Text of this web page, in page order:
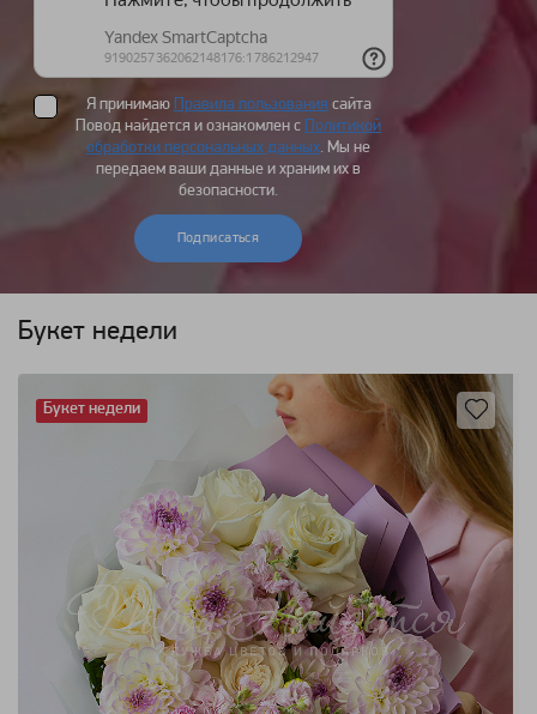
Я принимаю Правила пользования сайта
Повод найдется и ознакомлен с Политикой
обработки персональных данных. Мы не
передаем ваши данные и храним их в
безопасности.
Подписаться
Букет недели
Букет недели